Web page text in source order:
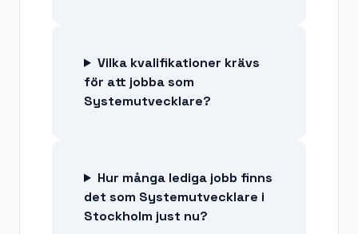
Vilka kvalifikationer krävs
för att jobba som
Systemutvecklare?
Hur många lediga jobb finns
det som Systemutvecklare i
Stockholm just nu?